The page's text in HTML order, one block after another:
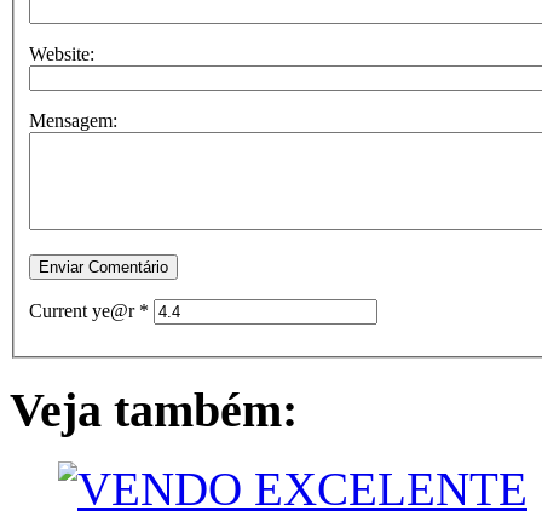
Website:
Mensagem:
Current ye@r *
Veja também: